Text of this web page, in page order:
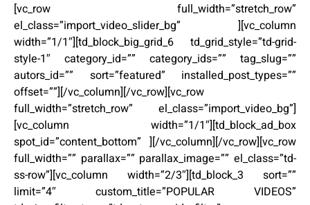
[vc_row full_width=”stretch_row”
el_class=”import_video_slider_bg” ][vc_column
width=”1/1″][td_block_big_grid_6 td_grid_style=”td-grid-
style-1″ category_id=”” category_ids=”” tag_slug=””
autors_id=”” sort=”featured” installed_post_types=””
offset=””][/vc_column][/vc_row][vc_row
full_width=”stretch_row” el_class=”import_video_bg”]
[vc_column width=”1/1″][td_block_ad_box
spot_id=”content_bottom” ][/vc_column][/vc_row][vc_row
full_width=”” parallax=”” parallax_image=”” el_class=”td-
ss-row”][vc_column width=”2/3″][td_block_3 sort=””
limit=”4″ custom_title=”POPULAR VIDEOS”